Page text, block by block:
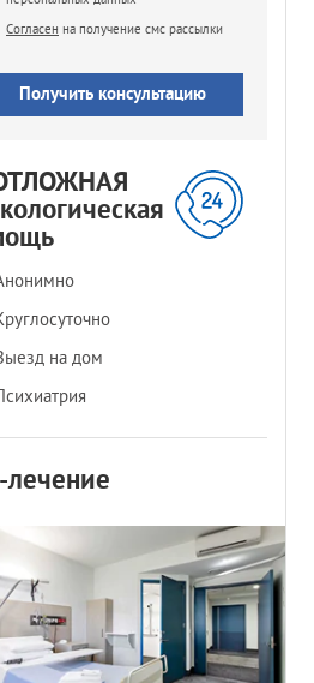
SMS
Согласен на получение смс рассылки
на дом
лечение